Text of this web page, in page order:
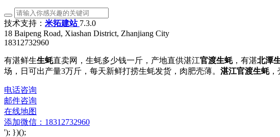
技术支持： 米拓建站 7.3.0
18 Baipeng Road, Xiashan District, Zhanjiang City
18312732960
有湛鲜生生蚝直卖网，生蚝多少钱一斤，产地直供湛江官渡生蚝，有湛北潭
场，日可出产量3万斤，每天新鲜打捞生蚝发货，肉肥壳薄。 湛江官渡生蚝，
电话咨询
邮件咨询
在线地图
添加微信：18312732960
'); })();